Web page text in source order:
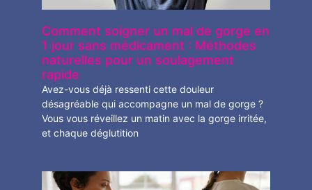
Comment soigner un mal de gorge en
1 jour sans médicament : Méthodes
naturelles pour un soulagement
rapide
Avez-vous déjà ressenti cette douleur
désagréable qui accompagne un mal de gorge ?
Vous vous réveillez un matin avec la gorge irritée,
et chaque déglutition